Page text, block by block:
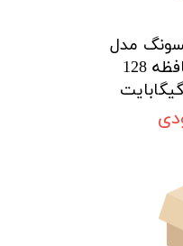
مدل
Galaxy M51 با حافظه 128